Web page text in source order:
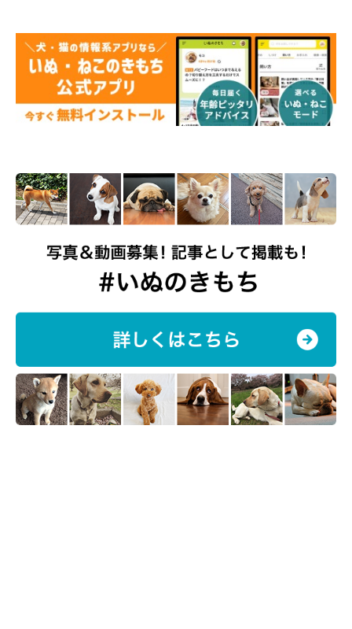
外が見えるようにしておくと、人や車が通るたびに吠えてしまう
てしまったり、逆に冬は気温が下がります。窓の近くにサークル
を置くのは避けましょう。